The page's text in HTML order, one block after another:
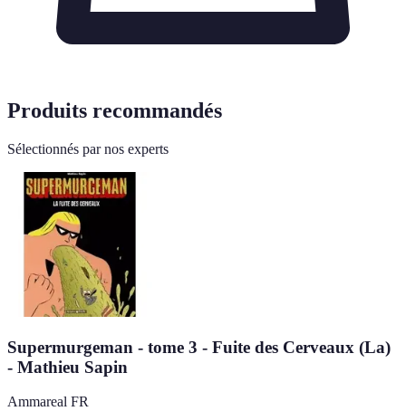
Produits recommandés
Sélectionnés par nos experts
Supermurgeman - tome 3 - Fuite des Cerveaux (La)
- Mathieu Sapin
Ammareal FR